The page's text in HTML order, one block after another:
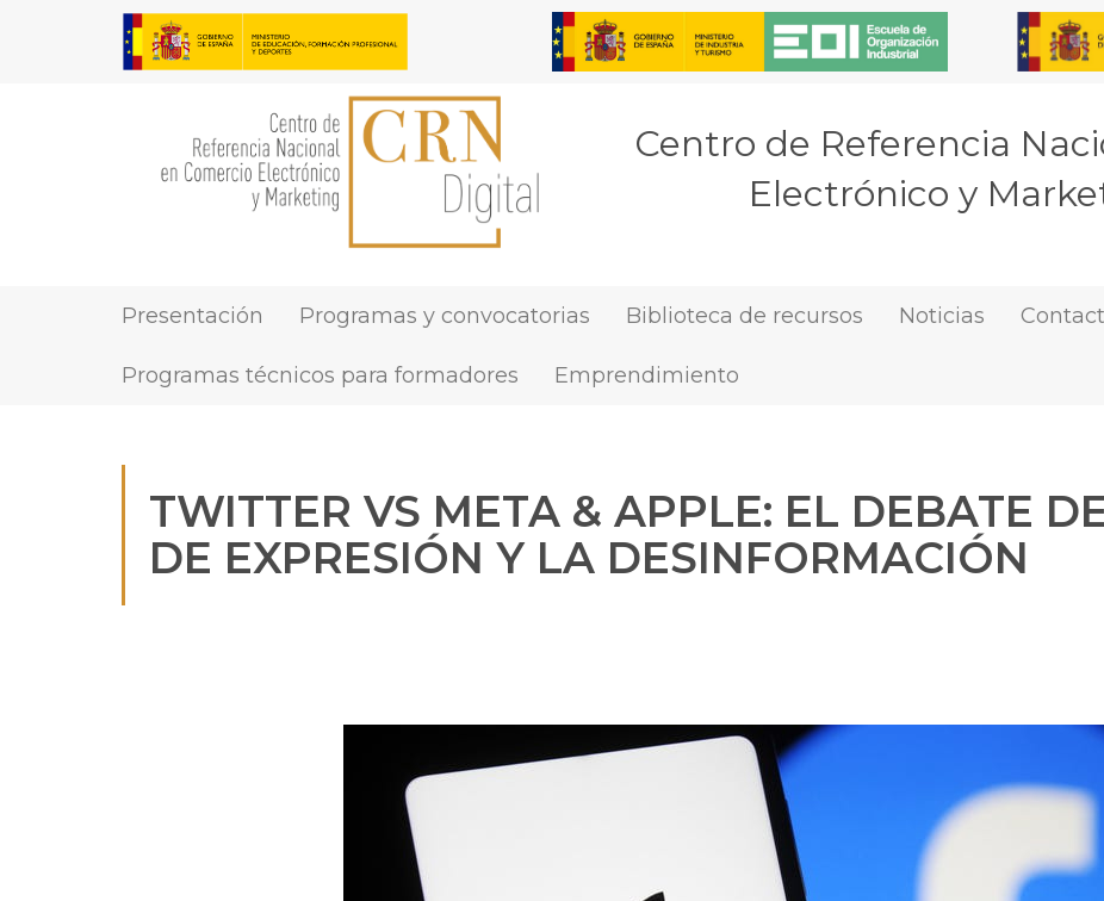
Centro de Referencia
Electrónico y
MAIN
NAVIGATION
Presentación Programas y convocatorias Biblioteca de recursos Noticias
Programas técnicos para formadores Emprendimiento
TWITTER VS META & APPLE: EL DEBATE
DE EXPRESIÓN Y LA DESINFORMACIÓN